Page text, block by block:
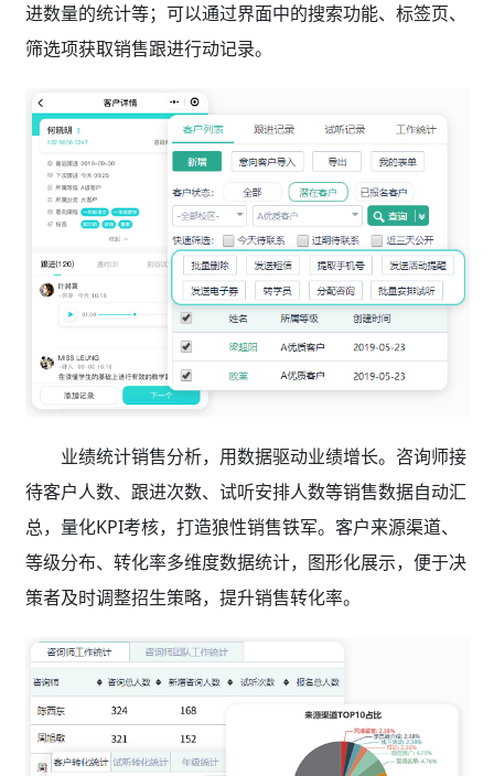
进数量的统计等；可以通过界面中的搜索功能、标签页、
筛选项获取销售跟进行动记录。
业绩统计销售分析，用数据驱动业绩增长。咨询师接
待客户人数、跟进次数、试听安排人数等销售数据自动汇
总，量化KPI考核，打造狼性销售铁军。客户来源渠道、
等级分布、转化率多维度数据统计，图形化展示，便于决
策者及时调整招生策略，提升销售转化率。